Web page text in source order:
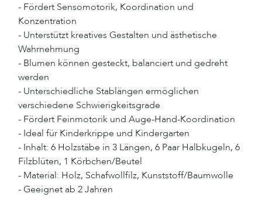
- Fördert Sensomotorik, Koordination und
Konzentration
- Unterstützt kreatives Gestalten und ästhetische
Wahrnehmung
- Blumen können gesteckt, balanciert und gedreht
werden
- Unterschiedliche Stablängen ermöglichen
verschiedene Schwierigkeitsgrade
- Fördert Feinmotorik und Auge-Hand-Koordination
- Ideal für Kinderkrippe und Kindergarten
- Inhalt: 6 Holzstäbe in 3 Längen, 6 Paar Halbkugeln, 6
Filzblüten, 1 Körbchen/Beutel
- Material: Holz, Schafwollfilz, Kunststoff/Baumwolle
- Geeignet ab 2 Jahren